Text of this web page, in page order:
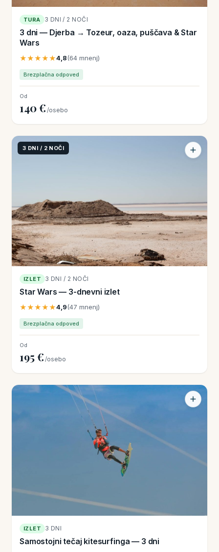
TURA 3 DNI / 2 NOČI
3 dni — Djerba → Tozeur, oaza, puščava & Star
Wars
★★★★★4,8(64 mnenj)
Brezplačna odpoved
Od
140 € /osebo
3 DNI / 2 NOČI
IZLET 3 DNI / 2 NOČI
Star Wars — 3-dnevni izlet
★★★★★4,9(47 mnenj)
Brezplačna odpoved
Od
195 € /osebo
IZLET 3 DNI
Samostojni tečaj kitesurfinga — 3 dni